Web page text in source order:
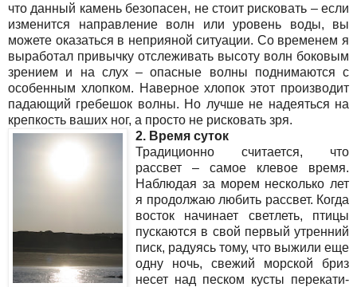
что данный камень безопасен, не стоит рисковать – если
изменится направление волн или уровень воды, вы
можете оказаться в неприяной ситуации. Со временем я
выработал привычку отслеживать высоту волн боковым
зрением и на слух – опасные волны поднимаются с
особенным хлопком. Наверное хлопок этот производит
падающий гребешок волны. Но лучше не надеяться на
крепкость ваших ног, а просто не рисковать зря.
2. Время суток
Традиционно считается, что
рассвет – самое клевое время.
Наблюдая за морем несколько лет
я продолжаю любить рассвет. Когда
восток начинает светлеть, птицы
пускаются в свой первый утренний
писк, радуясь тому, что выжили еще
одну ночь, свежий морской бриз
несет над песком кусты перекати-